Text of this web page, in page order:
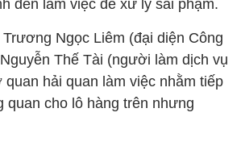
đến làm việc để xử lý sai phạm.
Ngọc Liêm (đại diện Công
Thế Tài (người làm dịch vụ
quan hải quan làm việc nhằm tiếp
quan cho lô hàng trên nhưng